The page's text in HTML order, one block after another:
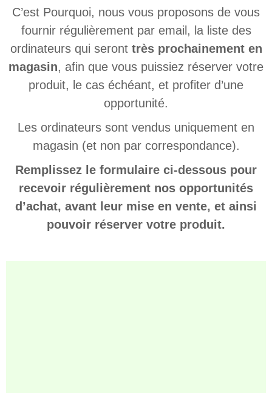
C’est Pourquoi, nous vous proposons de vous
fournir régulièrement par email, la liste des
ordinateurs qui seront très prochainement en
magasin, afin que vous puissiez réserver votre
produit, le cas échéant, et profiter d’une
opportunité.
Les ordinateurs sont vendus uniquement en
magasin (et non par correspondance).
Remplissez le formulaire ci-dessous pour
recevoir régulièrement nos opportunités
d’achat, avant leur mise en vente, et ainsi
pouvoir réserver votre produit.